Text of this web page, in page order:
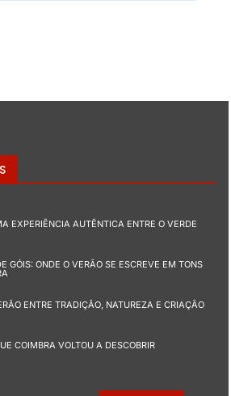
EXPERIÊNCIA AUTÊNTICA ENTRE O VERDE
GÓIS: ONDE O VERÃO SE ESCREVE EM TONS
ENTRE TRADIÇÃO, NATUREZA E CRIAÇÃO
COIMBRA VOLTOU A DESCOBRIR